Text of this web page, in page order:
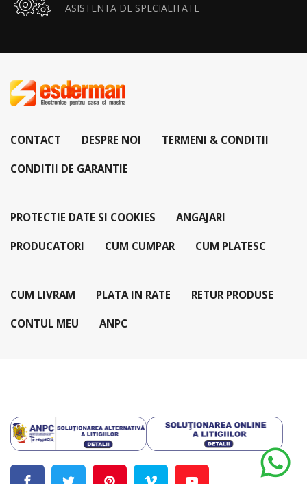
ASISTENTA DE SPECIALITATE
CONTACT DESPRE NOI TERMENI & CONDITII
CONDITII DE GARANTIE
PROTECTIE DATE SI COOKIES ANGAJARI
PRODUCATORI CUM CUMPAR CUM PLATESC
CUM LIVRAM PLATA IN RATE RETUR PRODUSE
CONTUL MEU ANPC